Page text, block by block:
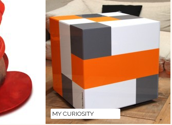
MY CURIOSITY